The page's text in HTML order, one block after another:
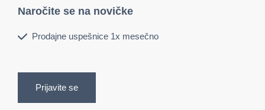
Naročite se na novičke
Prodajne uspešnice 1x mesečno
Prijavite se